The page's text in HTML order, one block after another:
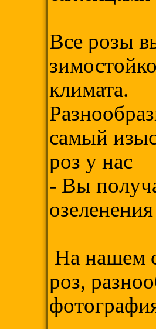
Все розы
климата.
самый
роз у нас
- Вы
На нашем
роз,